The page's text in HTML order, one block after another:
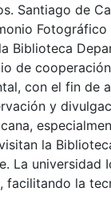
Santiago de
Biblioteca
de
con el fin de
y
la
La universidad
facilitando la